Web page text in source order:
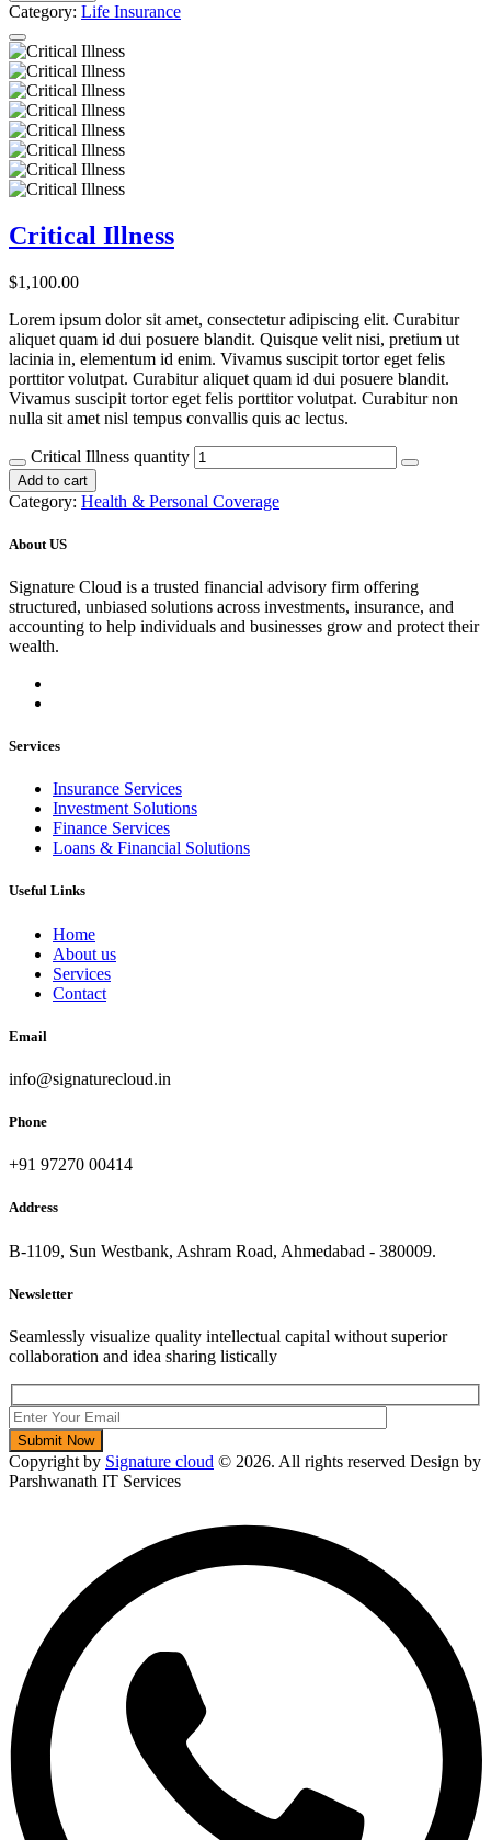
Category: Life Insurance
Critical Illness
$1,100.00
Lorem ipsum dolor sit amet, consectetur adipiscing elit. Curabitur
aliquet quam id dui posuere blandit. Quisque velit nisi, pretium ut
lacinia in, elementum id enim. Vivamus suscipit tortor eget felis
porttitor volutpat. Curabitur aliquet quam id dui posuere blandit.
Vivamus suscipit tortor eget felis porttitor volutpat. Curabitur non
nulla sit amet nisl tempus convallis quis ac lectus.
Critical Illness quantity
Add to cart
Category: Health & Personal Coverage
About US
Signature Cloud is a trusted financial advisory firm offering
structured, unbiased solutions across investments, insurance, and
accounting to help individuals and businesses grow and protect their
wealth.
Services
Insurance Services
Investment Solutions
Finance Services
Loans & Financial Solutions
Useful Links
Home
About us
Services
Contact
Email
info@signaturecloud.in
Phone
+91 97270 00414
Address
B-1109, Sun Westbank, Ashram Road, Ahmedabad - 380009.
Newsletter
Seamlessly visualize quality intellectual capital without superior
collaboration and idea sharing listically
Copyright by Signature cloud © 2026. All rights reserved Design by
Parshwanath IT Services